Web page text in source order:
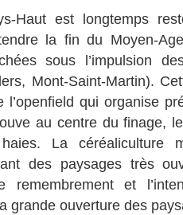
Haut est longtemps
la fin du Moyen-
sous l’impulsion
Mont-Saint-Martin).
l’openfield qui organise
au centre du finage,
La céréaliculture
des paysages très
remembrement et
grande ouverture des